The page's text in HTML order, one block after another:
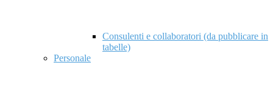
Consulenti e collaboratori (da pubblicare in
tabelle)
Personale